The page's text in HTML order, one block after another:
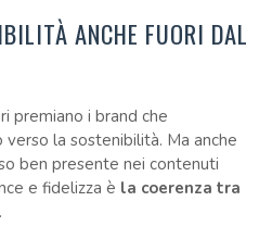
ANCHE FUORI DAL
premiano i brand che
la sostenibilità. Ma anche
ben presente nei contenuti
e fidelizza è la coerenza tra
.